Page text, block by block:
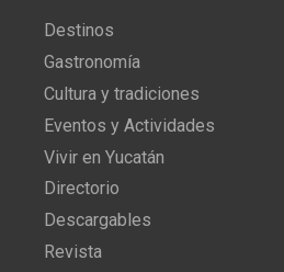
Destinos
Gastronomía
Cultura y tradiciones
Eventos y Actividades
Vivir en Yucatán
Directorio
Descargables
Revista